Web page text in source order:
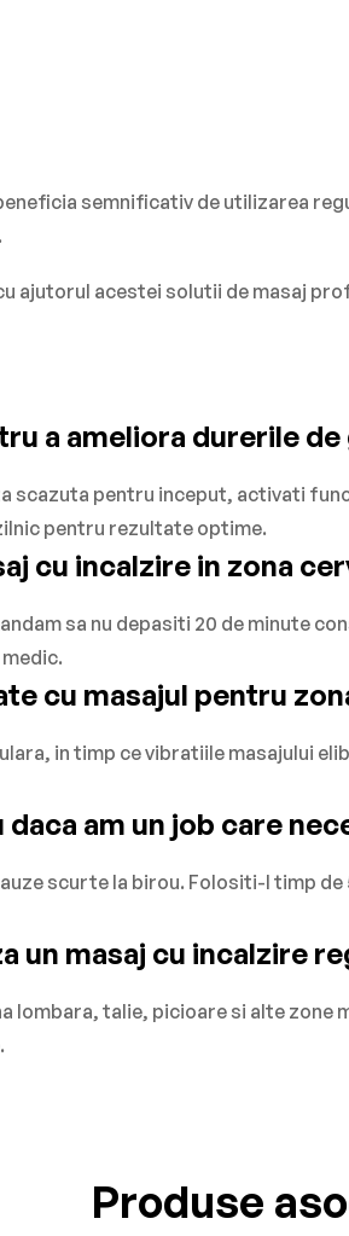
semnificativ de utilizarea
acestei solutii de masaj
a ameliora durerile
scazuta pentru inceput, activati
pentru rezultate optime.
cu incalzire in zona
sa nu depasiti 20 de minute
cu masajul pentru
in timp ce vibratiile masajului
am un job care
scurte la birou. Folositi-l timp de
masaj cu incalzire
talie, picioare si alte
Produse